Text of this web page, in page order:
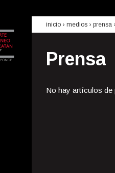
inicio › medios › prensa
Prensa
No hay artículos de